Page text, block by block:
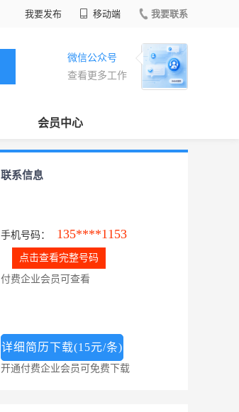
我要发布 移动端 我要联系
微信公众号
查看更多工作
会员中心
联系信息
手机号码： 135****1153
点击查看完整号码
付费企业会员可查看
详细简历下载(15元/条)
开通付费企业会员可免费下载